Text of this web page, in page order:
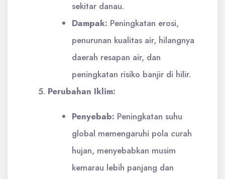
sekitar danau.
Dampak: Peningkatan erosi,
penurunan kualitas air, hilangnya
daerah resapan air, dan
peningkatan risiko banjir di hilir.
Perubahan Iklim:
Penyebab: Peningkatan suhu
global memengaruhi pola curah
hujan, menyebabkan musim
kemarau lebih panjang dan